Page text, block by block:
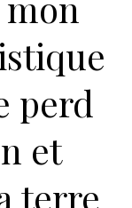
perd
et
terre